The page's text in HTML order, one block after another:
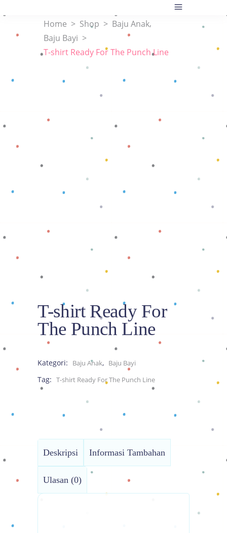
Home > Shop > Baju Anak,
Baju Bayi >
T-shirt Ready For The Punch Line
T-shirt Ready For
The Punch Line
Kategori: Baju Anak, Baju Bayi
Tag: T-shirt Ready For The Punch Line
Deskripsi Informasi Tambahan
Ulasan (0)